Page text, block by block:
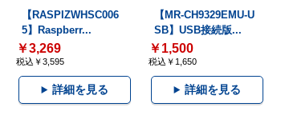
【RASPIZWHSC006
5】Raspberr...
￥3,269
税込￥3,595
詳細を見る
【MR-CH9329EMU-U
SB】USB接続版...
￥1,500
税込￥1,650
詳細を見る